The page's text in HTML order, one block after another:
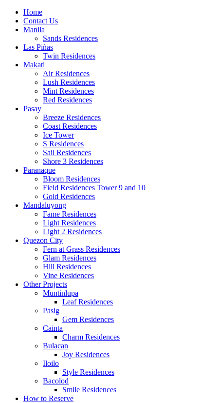
Home
Contact Us
Manila
Sands Residences
Las Piñas
Twin Residences
Makati
Air Residences
Lush Residences
Mint Residences
Red Residences
Pasay
Breeze Residences
Coast Residences
Ice Tower
S Residences
Sail Residences
Shore 3 Residences
Paranaque
Bloom Residences
Field Residences Tower 9 and 10
Gold Residences
Mandaluyong
Fame Residences
Light Residences
Light 2 Residences
Quezon City
Fern at Grass Residences
Glam Residences
Hill Residences
Vine Residences
Other Projects
Muntinlupa
Leaf Residences
Pasig
Gem Residences
Cainta
Charm Residences
Bulacan
Joy Residences
Iloilo
Style Residences
Bacolod
Smile Residences
How to Reserve